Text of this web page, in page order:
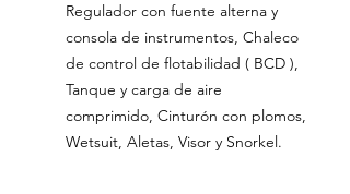
Regulador con fuente alterna y
consola de instrumentos, Chaleco
de control de flotabilidad ( BCD ),
Tanque y carga de aire
comprimido, Cinturón con plomos,
Wetsuit, Aletas, Visor y Snorkel.